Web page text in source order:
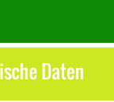
Daten